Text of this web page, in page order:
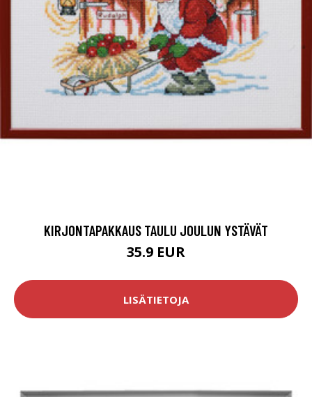
KIRJONTAPAKKAUS TAULU JOULUN YSTÄVÄT
35.9 EUR
LISÄTIETOJA